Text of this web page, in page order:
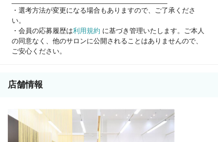
・選考方法が変更になる場合もありますので、ご了承くださ
い。
・会員の応募履歴は利用規約 に基づき管理いたします。ご本人
の同意なく、他のサロンに公開されることはありませんので、
ご安心ください。
店舗情報